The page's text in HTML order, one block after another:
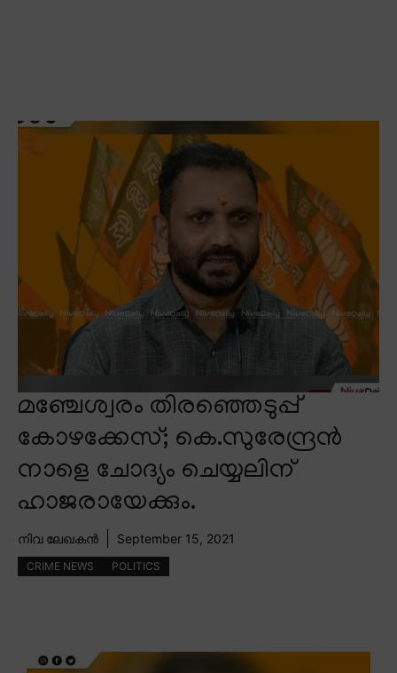
മഞ്ചേശ്വരം തിരഞ്ഞെടുപ്പ്
കോഴക്കേസ്; കെ.സുരേന്ദ്രൻ
നാളെ ചോദ്യം ചെയ്യലിന്
ഹാജരായേക്കും.
നിവ ലേഖകൻ September 15, 2021
CRIME NEWS POLITICS